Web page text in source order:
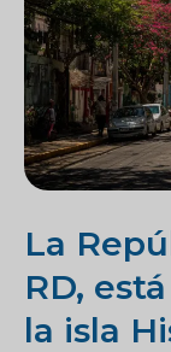
La
RD,
la isla